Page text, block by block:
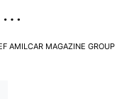
…
AMILCAR MAGAZINE GROUP